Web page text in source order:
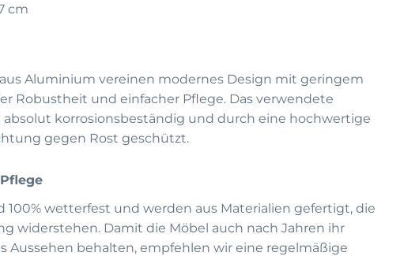
cm
Aluminium vereinen modernes Design mit geringem
Robustheit und einfacher Pflege. Das verwendete
korrosionsbeständig und durch eine hochwertige
gegen Rost geschützt.
100% wetterfest und werden aus Materialien gefertigt, die
widerstehen. Damit die Möbel auch nach Jahren ihr
Aussehen behalten, empfehlen wir eine regelmäßige